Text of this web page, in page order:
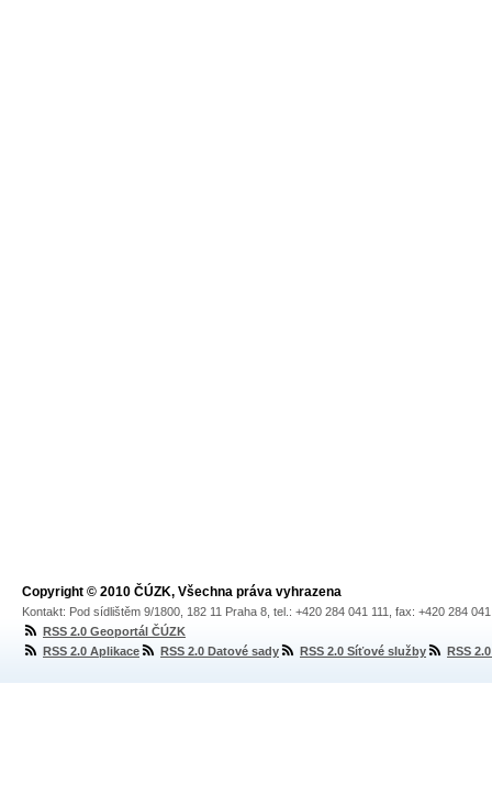
Copyright © 2010 ČÚZK, Všechna práva vyhrazena
Kontakt: Pod sídlištěm 9/1800, 182 11 Praha 8, tel.: +420 284 041 111, fax: +420 284
RSS 2.0 Geoportál ČÚZK
RSS 2.0 Aplikace
RSS 2.0 Datové sady RSS 2.0 Síťové služby RSS